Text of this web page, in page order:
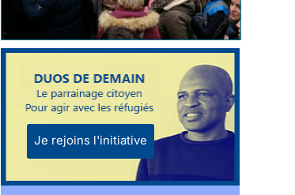
Je rejoins l'initiative